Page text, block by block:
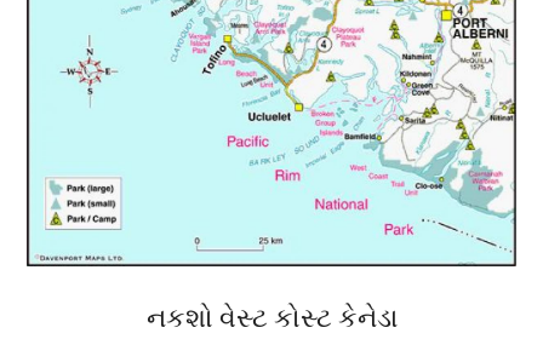
નકશો વેસ્ટ કોસ્ટ કેનેડા